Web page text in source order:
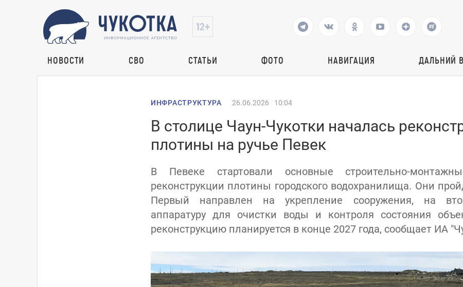
НОВОСТИ СВО СТАТЬИ ФОТО НАВИГАЦИЯ ДАЛЬНИЙ
ИНФРАСТРУКТУРА 26.06.2026 10:04
В столице Чаун-Чукотки началась
плотины на ручье Певек
В Певеке стартовали основные строительно-
реконструкции плотины городского водохранилища. Они
Первый направлен на укрепление сооружения, на
аппаратуру для очистки воды и контроля состояния
реконструкцию планируется в конце 2027 года, сообщает ИА